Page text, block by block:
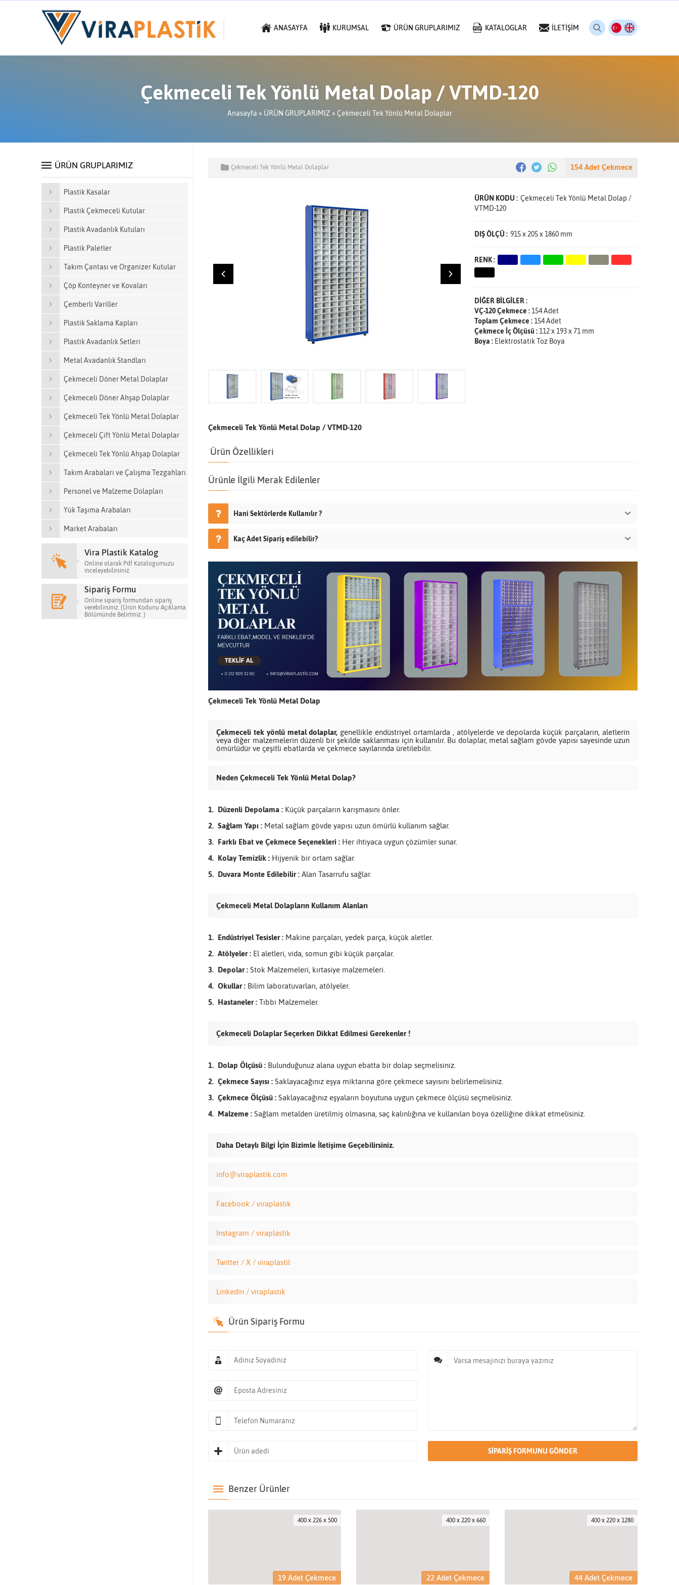
ANASAYFA KURUMSAL ÜRÜN GRUPLARIMIZ KATALOGLAR İLETİŞİM
Çekmeceli Tek Yönlü Metal Dolap / VTMD-120
Anasayfa » ÜRÜN GRUPLARIMIZ » Çekmeceli Tek Yönlü Metal Dolaplar
Çekmeceli Tek Yönlü Metal Dolaplar 154 Adet Çekmece
ÜRÜN KODU : Çekmeceli Tek Yönlü Metal Dolap /
VTMD-120
DIŞ ÖLÇÜ : 915 x 205 x 1860 mm
RENK :
DİĞER BİLGİLER :
VÇ-120 Çekmece :154 Adet
Toplam Çekmece :154 Adet
Çekmece İç Ölçüsü :112 x 193 x 71 mm
Boya : Elektrostatik Toz Boya
Çekmeceli Tek Yönlü Metal Dolap / VTMD-120
Ürün Özellikleri
Ürünle İlgili Merak Edilenler
Hani Sektörlerde Kullanılır ?
Kaç Adet Sipariş edilebilir?
Çekmeceli Tek Yönlü Metal Dolap
Çekmeceli tek yönlü metal dolaplar, genellikle endüstriyel ortamlarda , atölyelerde ve depolarda küçük parçaların, aletlerin
veya diğer malzemelerin düzenli bir şekilde saklanması için kullanılır. Bu dolaplar, metal sağlam gövde yapısı sayesinde uzun
ömürlüdür ve çeşitli ebatlarda ve çekmece sayılarında üretilebilir.
Neden Çekmeceli Tek Yönlü Metal Dolap?
Düzenli Depolama : Küçük parçaların karışmasını önler.
Sağlam Yapı : Metal sağlam gövde yapısı uzun ömürlü kullanım sağlar.
Farklı Ebat ve Çekmece Seçenekleri : Her ihtiyaca uygun çözümler sunar.
Kolay Temizlik : Hijyenik bir ortam sağlar.
Duvara Monte Edilebilir : Alan Tasarrufu sağlar.
Çekmeceli Metal Dolapların Kullanım Alanları
Endüstriyel Tesisler : Makine parçaları, yedek parça, küçük aletler.
Atölyeler : El aletleri, vida, somun gibi küçük parçalar.
Depolar : Stok Malzemeleri, kırtasiye malzemeleri.
Okullar : Bilim laboratuvarları, atölyeler.
Hastaneler : Tıbbi Malzemeler.
Çekmeceli Dolaplar Seçerken Dikkat Edilmesi Gerekenler !
Dolap Ölçüsü : Bulunduğunuz alana uygun ebatta bir dolap seçmelisiniz.
Çekmece Sayısı : Saklayacağınız eşya miktarına göre çekmece sayısını belirlemelisiniz.
Çekmece Ölçüsü : Saklayacağınız eşyaların boyutuna uygun çekmece ölçüsü seçmelisiniz.
Malzeme : Sağlam metalden üretilmiş olmasına, saç kalınlığına ve kullanılan boya özelliğine dikkat etmelisiniz.
Daha Detaylı Bilgi İçin Bizimle İletişime Geçebilirsiniz.
info@viraplastik.com
Facebook / viraplastik
Instagram / viraplastik
Twitter / X / viraplastil
Linkedin / viraplastik
Ürün Sipariş Formu
Benzer Ürünler
19 Adet Çekmece
400 x 226 x 500
22 Adet Çekmece
400 x 220 x 660
44 Adet Çekmece
400 x 220 x 1280
ÜRÜN GRUPLARIMIZ
Plastik Kasalar
Plastik Çekmeceli Kutular
Plastik Avadanlık Kutuları
Plastik Paletler
Takım Çantası ve Organizer Kutular
Çöp Konteyner ve Kovaları
Çemberli Variller
Plastik Saklama Kapları
Plastik Avadanlık Setleri
Metal Avadanlık Standları
Çekmeceli Döner Metal Dolaplar
Çekmeceli Döner Ahşap Dolaplar
Çekmeceli Tek Yönlü Metal Dolaplar
Çekmeceli Çift Yönlü Metal Dolaplar
Çekmeceli Tek Yönlü Ahşap Dolaplar
Takım Arabaları ve Çalışma Tezgahları
Personel ve Malzeme Dolapları
Yük Taşıma Arabaları
Market Arabaları
Vira Plastik Katalog
Online olarak Pdf Katalogumuzu
inceleyebilirsiniz.
Sipariş Formu
Online sipariş formundan sipariş
verebilirsiniz. (Ürün Kodunu Açıklama
Bölümünde Belirtiniz. )